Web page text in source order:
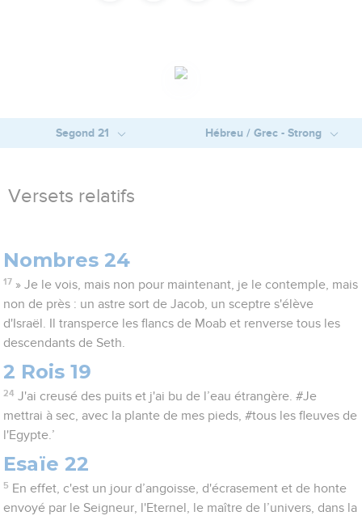
Segond 21 Hébreu / Grec - Strong
Versets relatifs
Nombres 24
17 » Je le vois, mais non pour maintenant, je le contemple, mais
non de près : un astre sort de Jacob, un sceptre s'élève
d'Israël. Il transperce les flancs de Moab et renverse tous les
descendants de Seth.
2 Rois 19
24 J'ai creusé des puits et j'ai bu de l’eau étrangère. #Je
mettrai à sec, avec la plante de mes pieds, #tous les fleuves de
l'Egypte.’
Esaïe 22
5 En effet, c'est un jour d’angoisse, d'écrasement et de honte
envoyé par le Seigneur, l'Eternel, le maître de l’univers, dans la